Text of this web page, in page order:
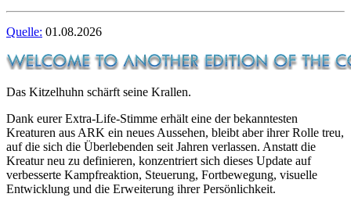
Quelle: 01.08.2026
Das Kitzelhuhn schärft seine Krallen.
Dank eurer Extra-Life-Stimme erhält eine der bekanntesten
Kreaturen aus ARK ein neues Aussehen, bleibt aber ihrer Rolle treu,
auf die sich die Überlebenden seit Jahren verlassen. Anstatt die
Kreatur neu zu definieren, konzentriert sich dieses Update auf
verbesserte Kampfreaktion, Steuerung, Fortbewegung, visuelle
Entwicklung und die Erweiterung ihrer Persönlichkeit.